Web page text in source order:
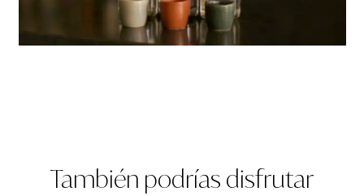
También podrías disfrutar